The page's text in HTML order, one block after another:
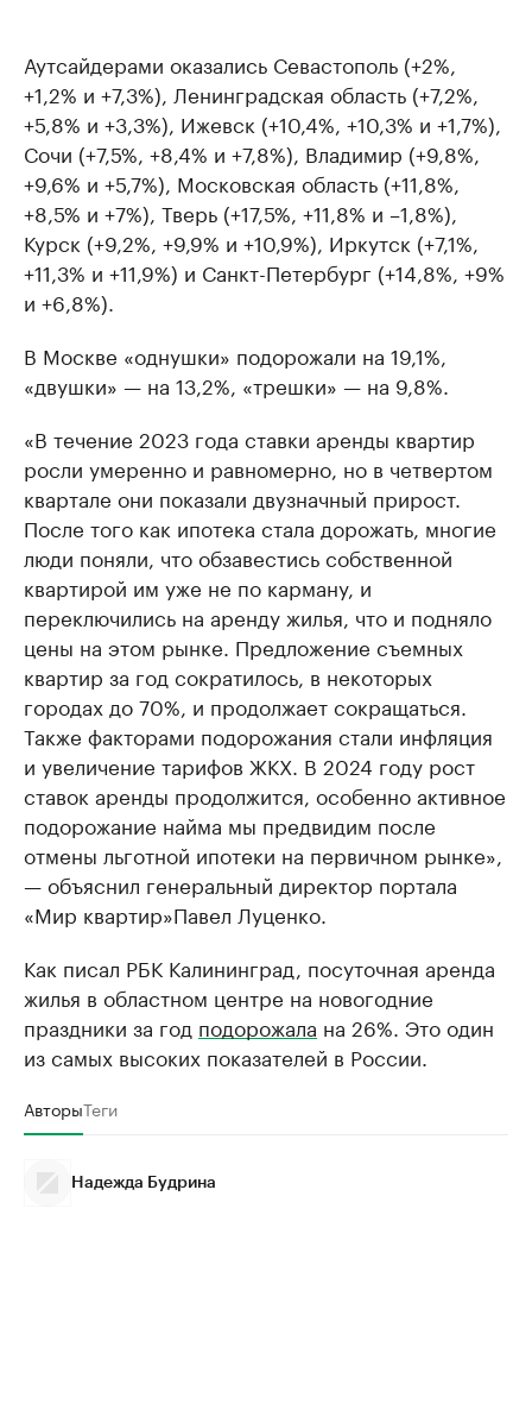
Аутсайдерами оказались Севастополь (+2%,
+1,2% и +7,3%), Ленинградская область (+7,2%,
+5,8% и +3,3%), Ижевск (+10,4%, +10,3% и +1,7%),
Сочи (+7,5%, +8,4% и +7,8%), Владимир (+9,8%,
+9,6% и +5,7%), Московская область (+11,8%,
+8,5% и +7%), Тверь (+17,5%, +11,8% и –1,8%),
Курск (+9,2%, +9,9% и +10,9%), Иркутск (+7,1%,
+11,3% и +11,9%) и Санкт-Петербург (+14,8%, +9%
и +6,8%).
В Москве «однушки» подорожали на 19,1%,
«двушки» — на 13,2%, «трешки» — на 9,8%.
«В течение 2023 года ставки аренды квартир
росли умеренно и равномерно, но в четвертом
квартале они показали двузначный прирост.
После того как ипотека стала дорожать, многие
люди поняли, что обзавестись собственной
квартирой им уже не по карману, и
переключились на аренду жилья, что и подняло
цены на этом рынке. Предложение съемных
квартир за год сократилось, в некоторых
городах до 70%, и продолжает сокращаться.
Также факторами подорожания стали инфляция
и увеличение тарифов ЖКХ. В 2024 году рост
ставок аренды продолжится, особенно активное
подорожание найма мы предвидим после
отмены льготной ипотеки на первичном рынке»,
— объяснил генеральный директор портала
«Мир квартир»Павел Луценко.
Как писал РБК Калининград, посуточная аренда
жилья в областном центре на новогодние
праздники за год подорожала на 26%. Это один
из самых высоких показателей в России.
АвторыТеги
Надежда Будрина